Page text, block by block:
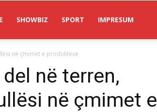
SHOWBIZ SPORT IMPRESUM
në çmimet e produkteve
në terren,
në çmimet e